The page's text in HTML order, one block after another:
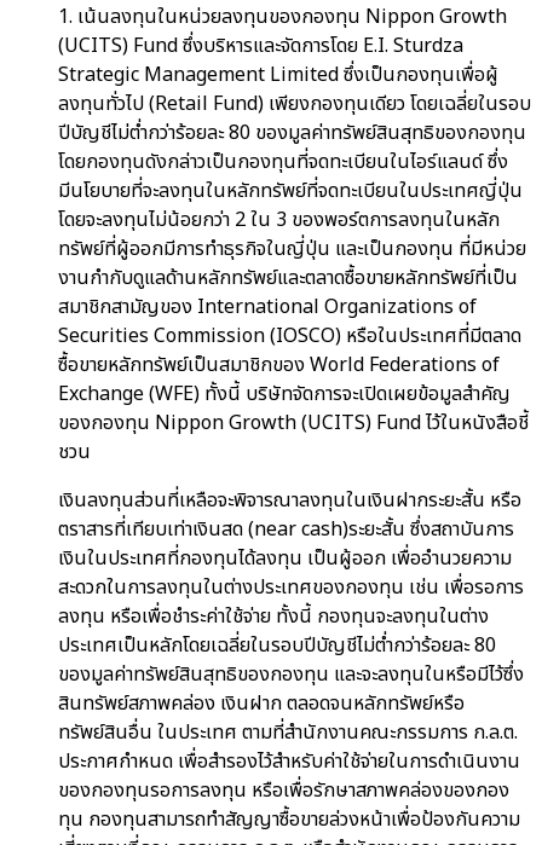
1. เน้นลงทุนในหน่วยลงทุนของกองทุน Nippon Growth
(UCITS) Fund ซึ่งบริหารและจัดการโดย E.I. Sturdza
Strategic Management Limited ซึ่งเป็นกองทุนเพื่อผู้
ลงทุนทั่วไป (Retail Fund) เพียงกองทุนเดียว โดยเฉลี่ยในรอบ
ปีบัญชีไม่ต่ำกว่าร้อยละ 80 ของมูลค่าทรัพย์สินสุทธิของกองทุน
โดยกองทุนดังกล่าวเป็นกองทุนที่จดทะเบียนในไอร์แลนด์ ซึ่ง
มีนโยบายที่จะลงทุนในหลักทรัพย์ที่จดทะเบียนในประเทศญี่ปุ่น
โดยจะลงทุนไม่น้อยกว่า 2 ใน 3 ของพอร์ตการลงทุนในหลัก
ทรัพย์ที่ผู้ออกมีการทำธุรกิจในญี่ปุ่น และเป็นกองทุน ที่มีหน่วย
งานกำกับดูแลด้านหลักทรัพย์และตลาดซื้อขายหลักทรัพย์ที่เป็น
สมาชิกสามัญของ International Organizations of
Securities Commission (IOSCO) หรือในประเทศที่มีตลาด
ซื้อขายหลักทรัพย์เป็นสมาชิกของ World Federations of
Exchange (WFE) ทั้งนี้ บริษัทจัดการจะเปิดเผยข้อมูลสำคัญ
ของกองทุน Nippon Growth (UCITS) Fund ไว้ในหนังสือชี้
ชวน
เงินลงทุนส่วนที่เหลือจะพิจารณาลงทุนในเงินฝากระยะสั้น หรือ
ตราสารที่เทียบเท่าเงินสด (near cash)ระยะสั้น ซึ่งสถาบันการ
เงินในประเทศที่กองทุนได้ลงทุน เป็นผู้ออก เพื่ออำนวยความ
สะดวกในการลงทุนในต่างประเทศของกองทุน เช่น เพื่อรอการ
ลงทุน หรือเพื่อชำระค่าใช้จ่าย ทั้งนี้ กองทุนจะลงทุนในต่าง
ประเทศเป็นหลักโดยเฉลี่ยในรอบปีบัญชีไม่ต่ำกว่าร้อยละ 80
ของมูลค่าทรัพย์สินสุทธิของกองทุน และจะลงทุนในหรือมีไว้ซึ่ง
สินทรัพย์สภาพคล่อง เงินฝาก ตลอดจนหลักทรัพย์หรือ
ทรัพย์สินอื่น ในประเทศ ตามที่สำนักงานคณะกรรมการ ก.ล.ต.
ประกาศกำหนด เพื่อสำรองไว้สำหรับค่าใช้จ่ายในการดำเนินงาน
ของกองทุนรอการลงทุน หรือเพื่อรักษาสภาพคล่องของกอง
ทุน กองทุนสามารถทำสัญญาซื้อขายล่วงหน้าเพื่อป้องกันความ